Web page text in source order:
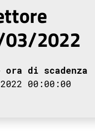
03/2022
ora di scadenza
00:00:00